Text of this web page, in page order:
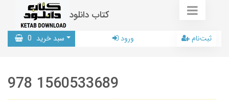
کتاب دانلود
سبد خرید 0 ورود ثبت‌نام
978 1560533689